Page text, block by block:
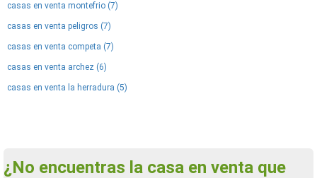
casas en venta montefrio (7)
casas en venta peligros (7)
casas en venta competa (7)
casas en venta archez (6)
casas en venta la herradura (5)
¿No encuentras la casa en venta que